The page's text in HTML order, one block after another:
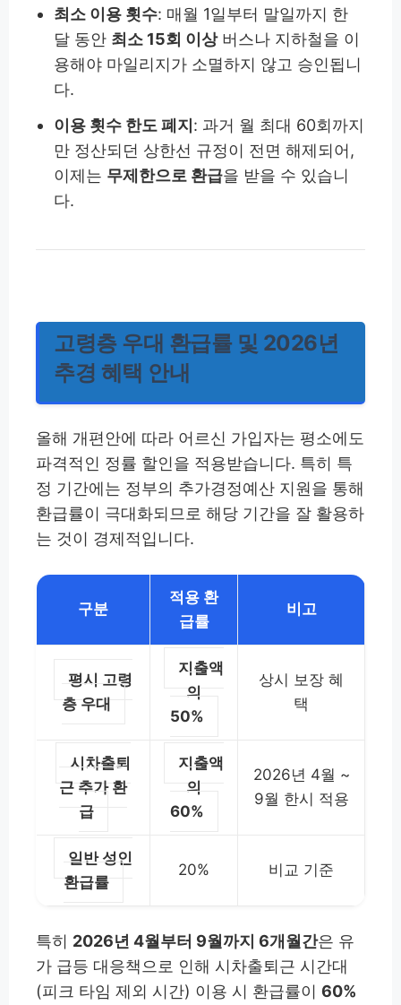
최소 이용 횟수: 매월 1일부터 말일까지 한
달 동안 최소 15회 이상버스나 지하철을 이
용해야 마일리지가 소멸하지 않고 승인됩니
다.
이용 횟수 한도 폐지: 과거 월 최대 60회까지
만 정산되던 상한선 규정이 전면 해제되어,
이제는 무제한으로 환급을 받을 수 있습니
다.
고령층 우대 환급률 및 2026년
추경 혜택 안내
올해 개편안에 따라 어르신 가입자는 평소에도
파격적인 정률 할인을 적용받습니다. 특히 특
정 기간에는 정부의 추가경정예산 지원을 통해
환급률이 극대화되므로 해당 기간을 잘 활용하
는 것이 경제적입니다.
구분
적용 환
급률
비고
평시 고령
층 우대
지출액
의
50%
상시 보장 혜
택
시차출퇴
근 추가 환
급
지출액
의
60%
2026년 4월 ~
9월 한시 적용
일반 성인
환급률
20% 비교 기준
특히 2026년 4월부터 9월까지 6개월간은 유
가 급등 대응책으로 인해 시차출퇴근 시간대
(피크 타임 제외 시간) 이용 시 환급률이 60%